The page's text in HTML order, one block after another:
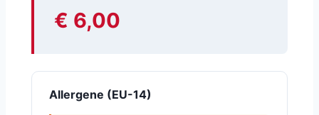
€ 6,00
Allergene (EU-14)